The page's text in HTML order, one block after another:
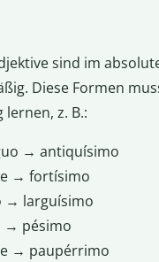
sind im
Diese Formen
lernen, z. B.:
→ antiquísimo
→ fortísimo
→ larguísimo
→ pésimo
→ paupérrimo